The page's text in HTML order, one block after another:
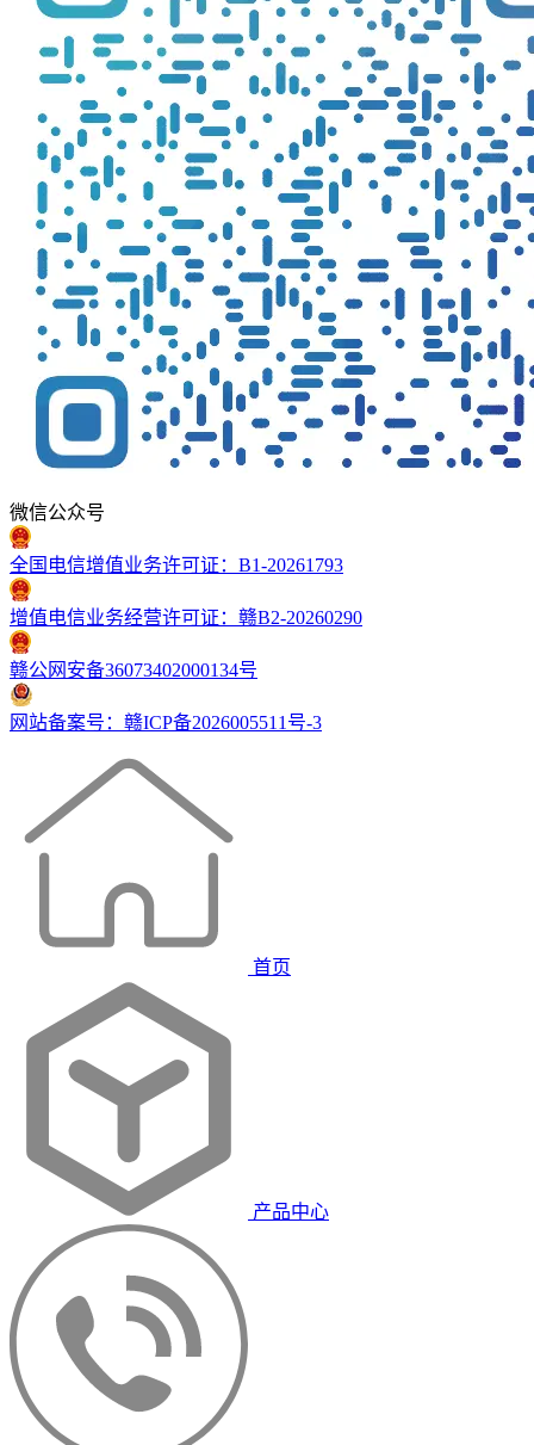
微信公众号
全国电信增值业务许可证：B1-20261793
增值电信业务经营许可证：赣B2-20260290
赣公网安备36073402000134号
网站备案号：赣ICP备2026005511号-3
首页
产品中心